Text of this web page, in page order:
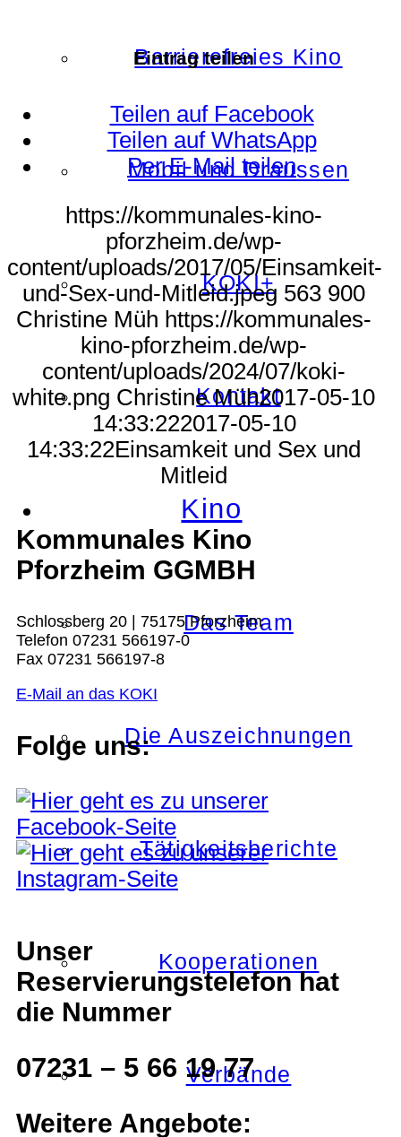
Barrierefreies Kino
Mobil und Draussen
KOKI+
Kontakt
Kino
Das Team
Die Auszeichnungen
Tätigkeitsberichte
Kooperationen
Verbände
Eintrag teilen
Teilen auf Facebook
Teilen auf WhatsApp
Per E-Mail teilen
https://kommunales-kino-
pforzheim.de/wp-
content/uploads/2017/05/Einsamkeit-
und-Sex-und-Mitleid.jpeg 563 900
Christine Müh https://kommunales-
kino-pforzheim.de/wp-
content/uploads/2024/07/koki-
white.png Christine Müh2017-05-10
14:33:222017-05-10
14:33:22Einsamkeit und Sex und
Mitleid
Kommunales Kino
Pforzheim GGMBH
Schlossberg 20 | 75175 Pforzheim
Telefon 07231 566197-0
Fax 07231 566197-8
E-Mail an das KOKI
Folge uns:
Unser
Reservierungstelefon hat
die Nummer
07231 – 5 66 19 77
Weitere Angebote: